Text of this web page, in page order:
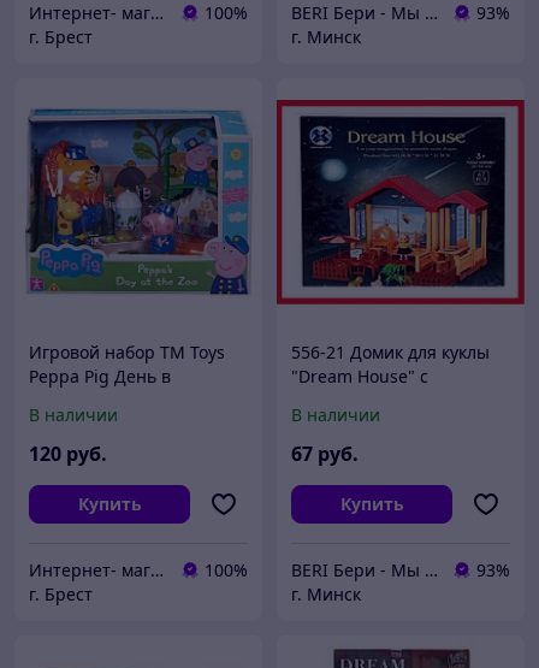
Интернет- магазин O'кей маркет
100%
г. Брест
BERI Бери - Мы ненавидим демпинг, но нас вынуждают конкуренты
93%
г. Минск
Игровой набор TM Toys
Peppa Pig День в
07173
В наличии
120 руб.
Купить
Интернет- магазин O'кей маркет
100%
г. Брест
556-21 Домик для куклы
"Dream House" с
В наличии
67 руб.
Купить
BERI Бери - Мы ненавидим демпинг, но нас вынуждают конкуренты
93%
г. Минск